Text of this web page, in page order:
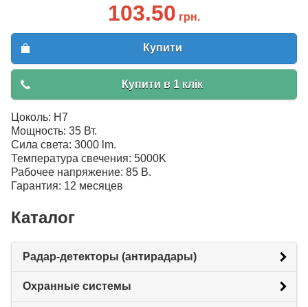
103.50 грн.
Купити
Купити в 1 клік
Цоколь: H7
Мощность: 35 Вт.
Сила света: 3000 lm.
Температура свечения: 5000K
Рабочее напряжение: 85 В.
Гарантия: 12 месяцев
Каталог
Радар-детекторы (антирадары)
Охранные системы